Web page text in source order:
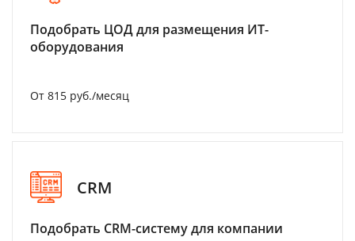
Подобрать ЦОД для размещения ИТ-
оборудования
От 815 руб./месяц
CRM
Подобрать CRM-систему для компании